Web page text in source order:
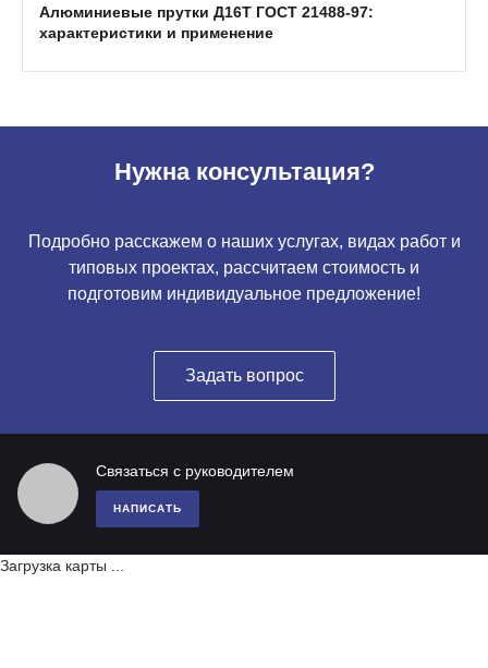
Алюминиевые прутки Д16Т ГОСТ 21488-97:
характеристики и применение
Нужна консультация?
Подробно расскажем о наших услугах, видах работ и
типовых проектах, рассчитаем стоимость и
подготовим индивидуальное предложение!
Задать вопрос
Связаться с руководителем
НАПИСАТЬ
Загрузка карты ...